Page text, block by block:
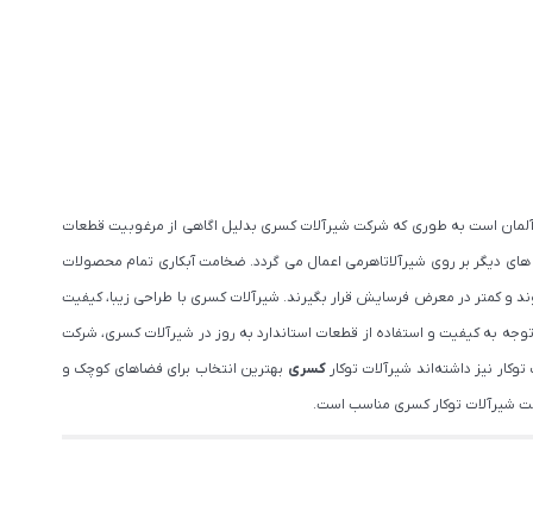
است به طوری که شرکت شیرآلات کسری بدلیل اگاهی از مرغوبیت قطعات
دیگر بر روی شیرآلاتاهرمی اعمال می گردد. ضخامت آبکاری تمام محصولات
و کمتر در معرض فرسایش قرار بگیرند. شیرآلات کسری با طراحی زیبا، کیفیت
به کیفیت و استفاده از قطعات استاندارد به روز در شیرآلات کسری، شرکت
نیز داشته‌اند شیرآلات توکارکسری بهترین انتخاب برای فضاهای کوچک و
شیرآلات توکار کسری مناسب است.